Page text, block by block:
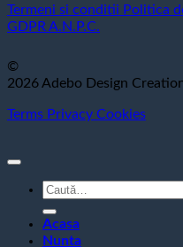
Termeni si conditii Politica
GDPR A.N.P.C.
©
2026 Adebo Design Creation
Terms Privacy Cookies
Caută
după:
Acasa
Nunta